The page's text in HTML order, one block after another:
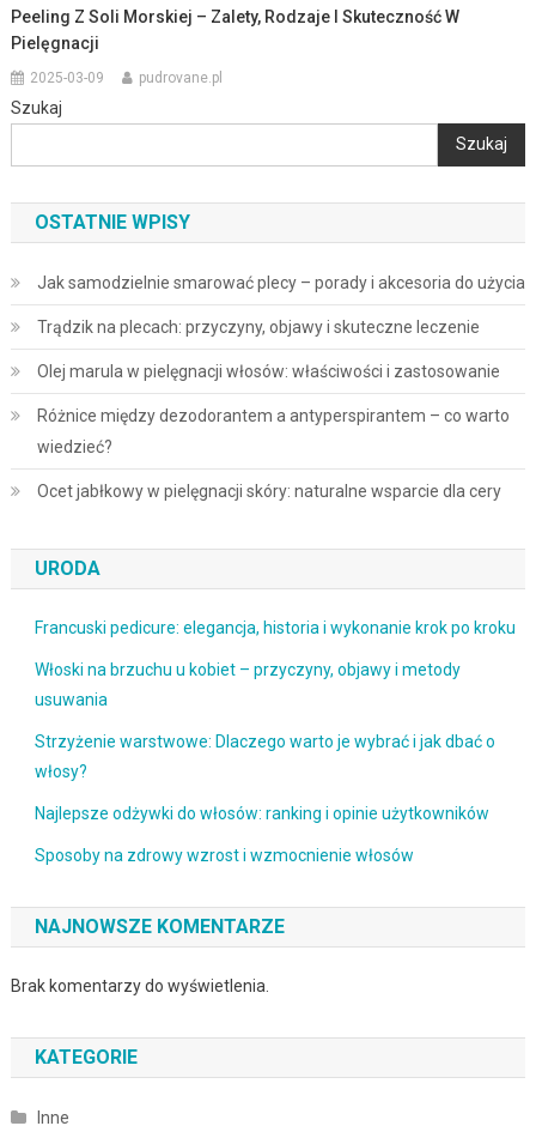
Peeling Z Soli Morskiej – Zalety, Rodzaje I Skuteczność W
Pielęgnacji
2025-03-09 pudrovane.pl
Szukaj
Szukaj
OSTATNIE WPISY
Jak samodzielnie smarować plecy – porady i akcesoria do użycia
Trądzik na plecach: przyczyny, objawy i skuteczne leczenie
Olej marula w pielęgnacji włosów: właściwości i zastosowanie
Różnice między dezodorantem a antyperspirantem – co warto
wiedzieć?
Ocet jabłkowy w pielęgnacji skóry: naturalne wsparcie dla cery
URODA
Francuski pedicure: elegancja, historia i wykonanie krok po kroku
Włoski na brzuchu u kobiet – przyczyny, objawy i metody
usuwania
Strzyżenie warstwowe: Dlaczego warto je wybrać i jak dbać o
włosy?
Najlepsze odżywki do włosów: ranking i opinie użytkowników
Sposoby na zdrowy wzrost i wzmocnienie włosów
NAJNOWSZE KOMENTARZE
Brak komentarzy do wyświetlenia.
KATEGORIE
Inne